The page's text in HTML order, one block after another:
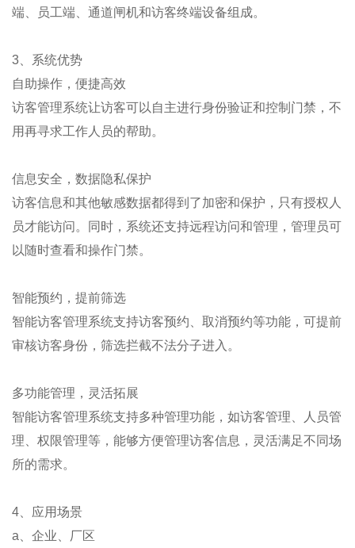
端、员工端、通道闸机和访客终端设备组成。
3、系统优势
自助操作，便捷高效
访客管理系统让访客可以自主进行身份验证和控制门禁，不
用再寻求工作人员的帮助。
信息安全，数据隐私保护
访客信息和其他敏感数据都得到了加密和保护，只有授权人
员才能访问。同时，系统还支持远程访问和管理，管理员可
以随时查看和操作门禁。
智能预约，提前筛选
智能访客管理系统支持访客预约、取消预约等功能，可提前
审核访客身份，筛选拦截不法分子进入。
多功能管理，灵活拓展
智能访客管理系统支持多种管理功能，如访客管理、人员管
理、权限管理等，能够方便管理访客信息，灵活满足不同场
所的需求。
4、应用场景
a、企业、厂区